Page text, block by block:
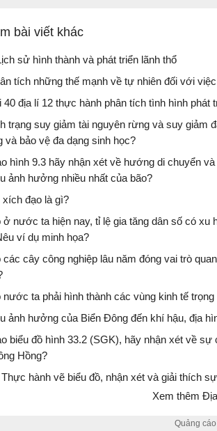
bài viết khác
sử hình thành và phát triển lãnh thổ
tích những thế mạnh về tự nhiên đối với
40 địa lí 12 thực hành phân tích tình hình
trạng suy giảm tài nguyên rừng và suy giảm
và bảo vệ đa dạng sinh học?
hình 9.3 hãy nhận xét về hướng di chuyển
ảnh hưởng nhiều nhất của bão?
đạo là gì?
ở nước ta hiện nay, tỉ lệ gia tăng dân số có
ví dụ minh họa?
các cây công nghiệp lâu năm đóng vai trò
nước ta phải hình thành các vùng kinh tế trọng
ảnh hưởng của Biển Đông đến khí hậu, địa
biểu đồ hình 33.2 (SGK), hãy nhận xét về
Hồng?
Thực hành vẽ biểu đồ, nhận xét và giải thích
Xem thêm